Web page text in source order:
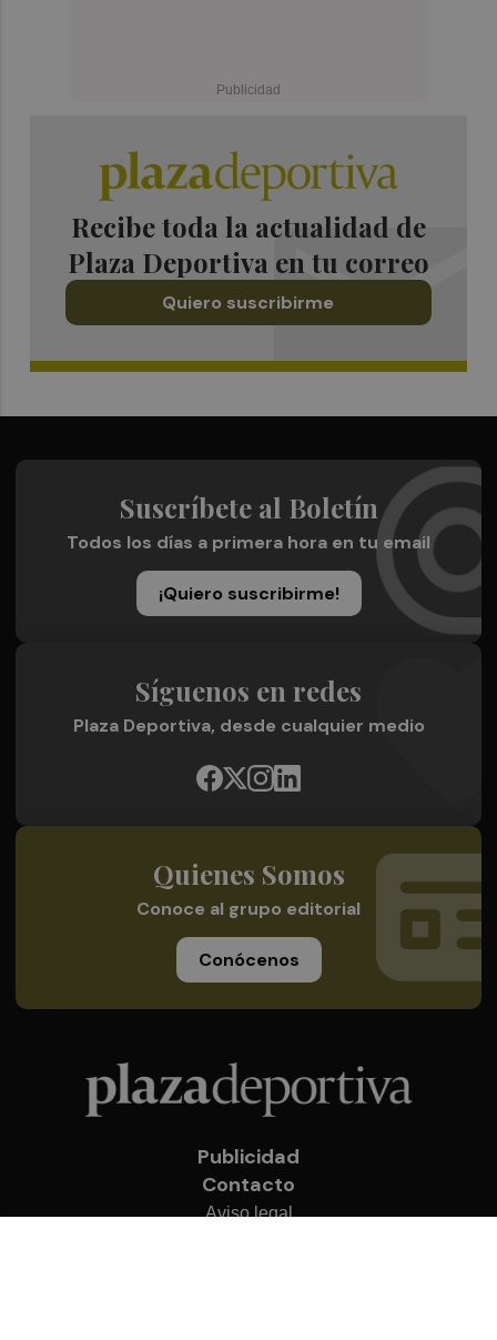
Recibe toda la actualidad de
Plaza Deportiva en tu correo
Quiero suscribirme
Suscríbete al Boletín
Todos los días a primera hora en tu email
¡Quiero suscribirme!
Síguenos en redes
Plaza Deportiva, desde cualquier medio
Quienes Somos
Conoce al grupo editorial
Conócenos
Publicidad
Contacto
Aviso legal